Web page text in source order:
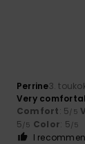
Perrine3.
Very
Comfort: 5/5
5/5 Color: 5/5
I